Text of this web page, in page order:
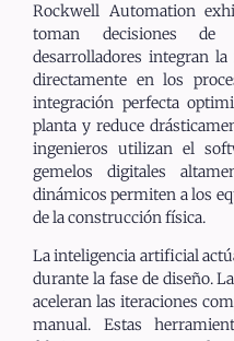
Rockwell Automation
toman decisiones de
desarrolladores integran
directamente en los
integración perfecta
planta y reduce
ingenieros utilizan el
gemelos digitales
dinámicos permiten a los
de la construcción física.
La inteligencia artificial
durante la fase de diseño.
aceleran las iteraciones
manual. Estas